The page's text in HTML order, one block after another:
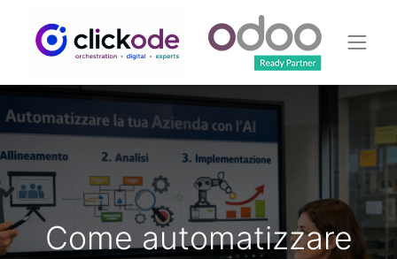
Come automatizzare